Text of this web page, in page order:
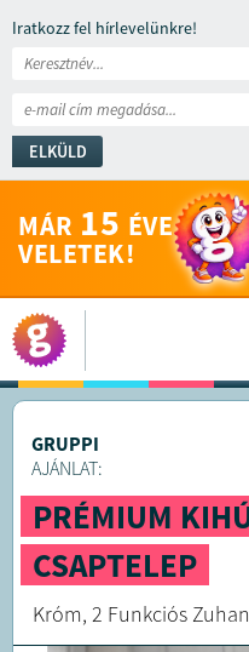
Iratkozz fel hírlevelünkre!
ELKÜLD
MÁR 15 ÉVE
VELETEK!
GRUPPI
AJÁNLAT:
PRÉMIUM
CSAPTELEP
Króm, 2 Funkciós